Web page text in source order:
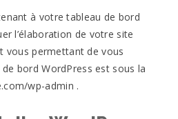
à votre tableau de bord
l’élaboration de votre site
vous permettant de vous
bord WordPress est sous la
wp-admin .